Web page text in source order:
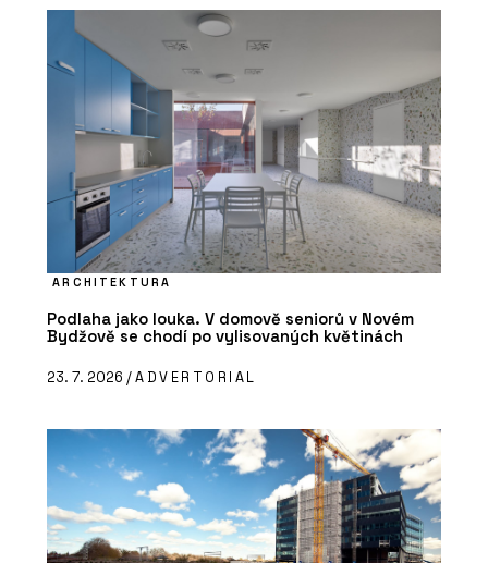
Akustický vinyl Sarlon a Modul’Up -
Forbo Flooring Systems
Kanceláře společnosti ŠKODA AUTO v
moderním a trendy designu
ARCHITEKTURA
Podlaha jako louka. V domově seniorů v Novém
Bydžově se chodí po vylisovaných květinách
23. 7. 2026 /ADVERTORIAL